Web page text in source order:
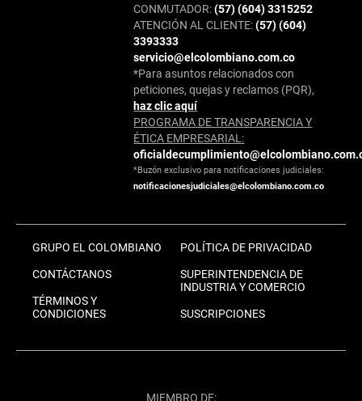
CONMUTADOR:(57) (604) 3315252
ATENCIÓN AL CLIENTE:(57) (604)
3393333
servicio@elcolombiano.com.co
*Para asuntos relacionados con
peticiones, quejas y reclamos (PQR),
haz clic aquí
PROGRAMA DE TRANSPARENCIA Y
ÉTICA EMPRESARIAL:
*Buzón exclusivo para notificaciones judiciales:
notificacionesjudiciales@elcolombiano.com.co
GRUPO EL COLOMBIANO
CONTÁCTANOS
TÉRMINOS Y
CONDICIONES
POLÍTICA DE PRIVACIDAD
SUPERINTENDENCIA DE
INDUSTRIA Y COMERCIO
SUSCRIPCIONES
MIEMBRO DE: